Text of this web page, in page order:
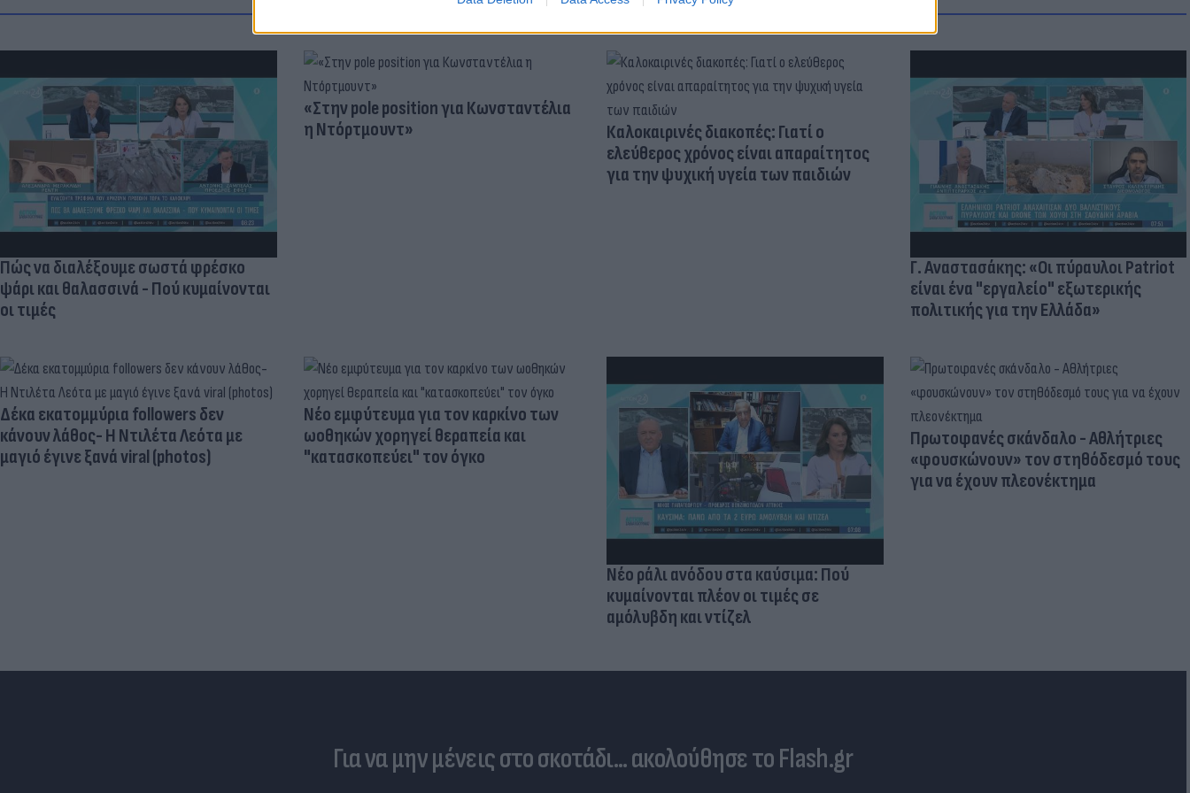
Πώς να διαλέξουμε σωστά φρέσκο
ψάρι και θαλασσινά - Πού κυμαίνονται
οι τιμές
«Στην pole position για Κωνσταντέλια
η Ντόρτμουντ»
Καλοκαιρινές διακοπές: Γιατί ο
ελεύθερος χρόνος είναι απαραίτητος
για την ψυχική υγεία των παιδιών
Γ. Αναστασάκης: «Οι πύραυλοι Patriot
είναι ένα "εργαλείο" εξωτερικής
πολιτικής για την Ελλάδα»
Δέκα εκατομμύρια followers δεν
κάνουν λάθος- Η Ντιλέτα Λεότα με
μαγιό έγινε ξανά viral (photos)
Νέο εμφύτευμα για τον καρκίνο των
ωοθηκών χορηγεί θεραπεία και
"κατασκοπεύει" τον όγκο
Νέο ράλι ανόδου στα καύσιμα: Πού
κυμαίνονται πλέον οι τιμές σε
αμόλυβδη και ντίζελ
Πρωτοφανές σκάνδαλο - Aθλήτριες
«φουσκώνουν» τον στηθόδεσμό τους
για να έχουν πλεονέκτημα
Για να μην μένεις στο σκοτάδι... ακολούθησε το Flash.gr